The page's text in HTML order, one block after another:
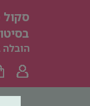
הובלה